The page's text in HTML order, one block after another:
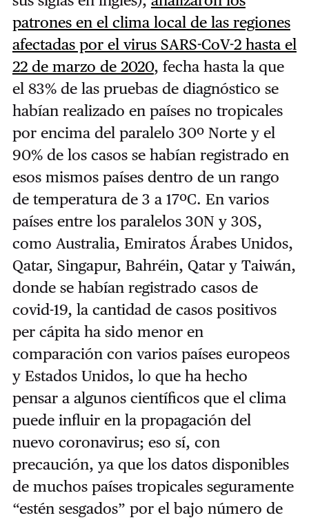
patrones en el clima local de las regiones
afectadas por el virus SARS-CoV-2 hasta el
22 de marzo de 2020, fecha hasta la que
el 83% de las pruebas de diagnóstico se
habían realizado en países no tropicales
por encima del paralelo 30º Norte y el
90% de los casos se habían registrado en
esos mismos países dentro de un rango
de temperatura de 3 a 17ºC. En varios
países entre los paralelos 30N y 30S,
como Australia, Emiratos Árabes Unidos,
Qatar, Singapur, Bahréin, Qatar y Taiwán,
donde se habían registrado casos de
covid-19, la cantidad de casos positivos
per cápita ha sido menor en
comparación con varios países europeos
y Estados Unidos, lo que ha hecho
pensar a algunos científicos que el clima
puede influir en la propagación del
nuevo coronavirus; eso sí, con
precaución, ya que los datos disponibles
de muchos países tropicales seguramente
“estén sesgados” por el bajo número de